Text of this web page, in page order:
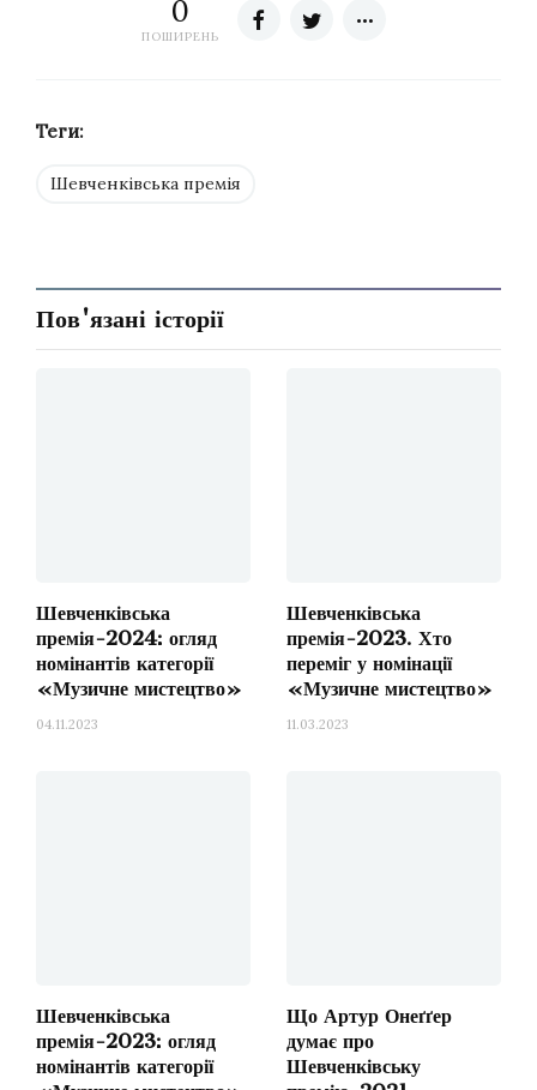
0
ПОШИРЕНЬ
Теги:
Шевченківська премія
Пов'язані історії
Шевченківська
премія-2024: огляд
номінантів категорії
«Музичне мистецтво»
04.11.2023
Шевченківська
премія-2023. Хто
переміг у номінації
«Музичне мистецтво»
11.03.2023
Шевченківська
премія-2023: огляд
номінантів категорії
Що Артур Онеґґер
думає про
Шевченківську